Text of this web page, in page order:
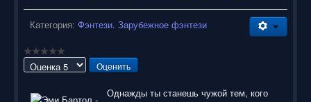
Категория: Фэнтези. Зарубежное фэнтези
Пожалуйста,
Однажды ты станешь чужой тем, кого